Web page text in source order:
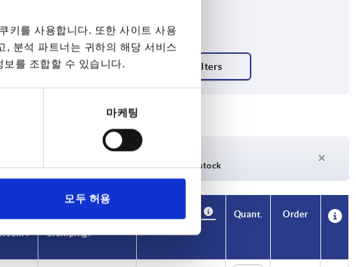
키를 사용합니다. 또한 사이트 사용
, 분석 파트너는 귀하의 해당 서비스
를 조합할 수 있습니다.
마케팅
모두 허용
days
27 days +
Currently out of stock
kN
Clamping force N
force
Holding force N
Quant. Order
kN
Clamping force N
force
Holding force N
Quant. Order